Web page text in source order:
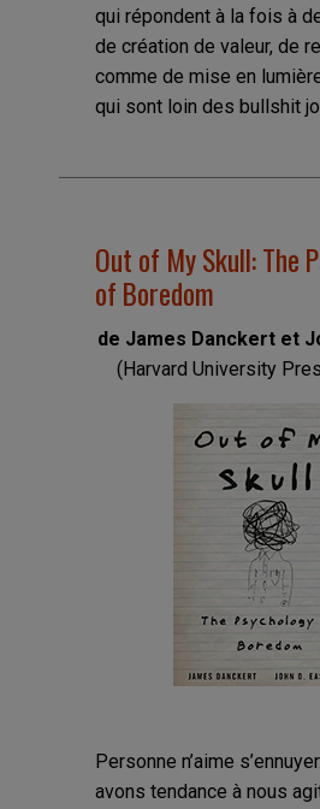
qui répondent à la fois à
de création de valeur, de
comme de mise en
qui sont loin des bullshit
Out of My Skull: The
of Boredom
de James Danckert et
(Harvard University
Personne n’aime
avons tendance à nous